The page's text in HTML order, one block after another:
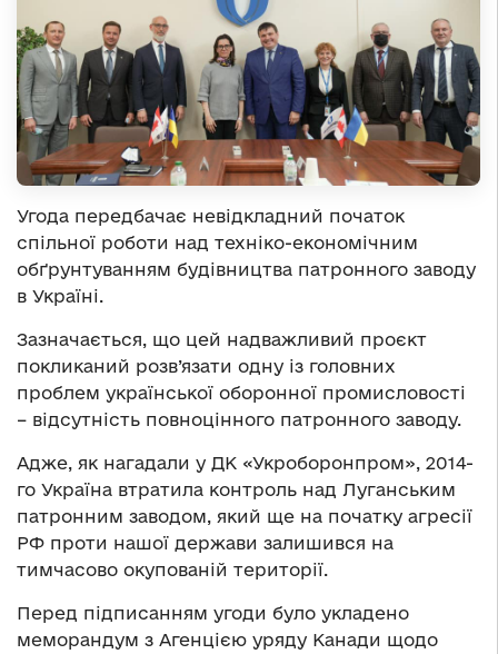
Угода передбачає невідкладний початок
спільної роботи над техніко-економічним
обґрунтуванням будівництва патронного заводу
в Україні.
Зазначається, що цей надважливий проєкт
покликаний розв’язати одну із головних
проблем української оборонної промисловості
– відсутність повноцінного патронного заводу.
Адже, як нагадали у ДК «Укроборонпром», 2014-
го Україна втратила контроль над Луганським
патронним заводом, який ще на початку агресії
РФ проти нашої держави залишився на
тимчасово окупованій території.
Перед підписанням угоди було укладено
меморандум з Агенцією уряду Канади щодо